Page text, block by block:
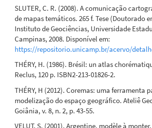
SLUTER, C. R. (2008). A comunicação
de mapas temáticos. 265 f. Tese (Doutorado
Instituto de Geociências, Universidade
Campinas, 2008. Disponível em:
https://repositorio.unicamp.br/acervo/
THÉRY, H. (1986). Brésil: un atlas
Reclus, 120 p. ISBN2-213-01826-2.
THÉRY, H (2012). Coremas: uma ferramenta
modelização do espaço geográfico. Ateliê
Goiânia, v. 8, n. 2, p. 43-55.
VELUT, S. (2001). Argentine, modèle à monter.